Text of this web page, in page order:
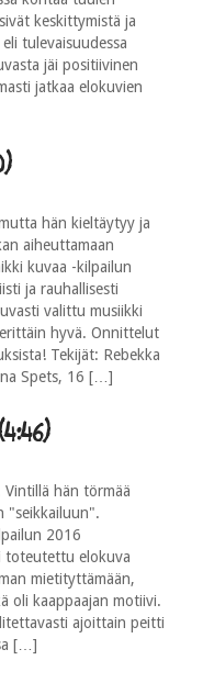
keskittymistä ja
tulevaisuudessa
jäi positiivinen
jatkaa elokuvien
hän kieltäytyy ja
aiheuttamaan
kuvaa -kilpailun
ja rauhallisesti
valittu musiikki
hyvä. Onnittelut
Tekijät: Rebekka
Spets, 16 […]
hän törmää
"seikkailuun".
2016
toteutettu elokuva
mietityttämään,
oli kaappaajan motiivi.
ajoittain peitti
[…]